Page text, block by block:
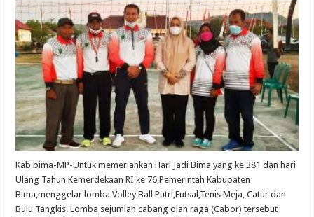
Kab bima-MP-Untuk memeriahkan Hari Jadi Bima yang ke 381 dan hari
Ulang Tahun Kemerdekaan RI ke 76,Pemerintah Kabupaten
Bima,menggelar lomba Volley Ball Putri,Futsal,Tenis Meja, Catur dan
Bulu Tangkis. Lomba sejumlah cabang olah raga (Cabor) tersebut